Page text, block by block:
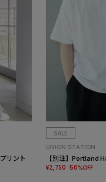
リント
SALE
UNION STATION
【別注】Portland
¥2,750 50%OFF